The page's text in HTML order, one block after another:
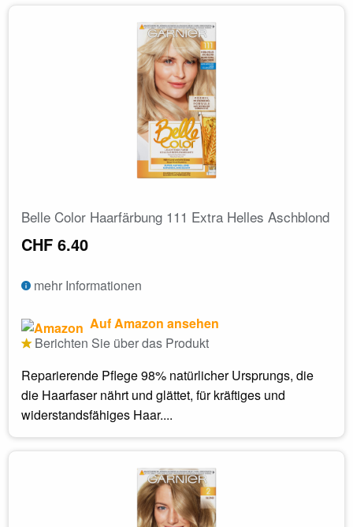
Belle Color Haarfärbung 111 Extra Helles Aschblond
CHF 6.40
mehr Informationen
Auf Amazon ansehen
Berichten Sie über das Produkt
Reparierende Pflege 98% natürlicher Ursprungs, die
die Haarfaser nährt und glättet, für kräftiges und
widerstandsfähiges Haar....